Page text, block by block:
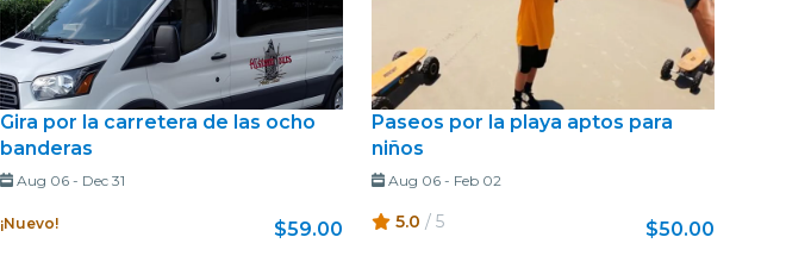
Gira por la carretera de las ocho
banderas
Aug 06- Dec 31
¡Nuevo! $59.00
Paseos por la playa aptos para
niños
Aug 06- Feb 02
5.0 / 5 $50.00